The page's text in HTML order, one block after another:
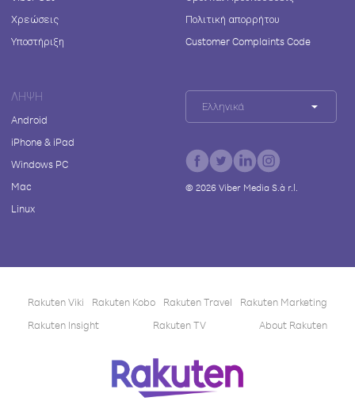
Χρεώσεις
Υποστήριξη
Πολιτική απορρήτου
Customer Complaints Code
ΛΉΨΗ
Android
iPhone & iPad
Windows PC
Mac
Linux
Ελληνικά
© 2026Viber Media S.à r.l.
Rakuten Viki Rakuten Kobo Rakuten Travel
Rakuten Marketing
Rakuten Insight
Rakuten TV About Rakuten